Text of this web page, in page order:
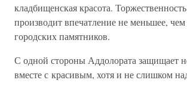
кладбищенская красота.
производит впечатление не меньшее,
городских памятников.
С одной стороны Аддолората защищает
вместе с красивым, хотя и не слишком